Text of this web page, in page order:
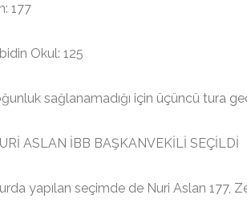
177
Okul: 125
sağlanamadığı için üçüncü tura
ASLAN İBB BAŞKANVEKİLİ SEÇİLDİ
yapılan seçimde de Nuri Aslan 177,